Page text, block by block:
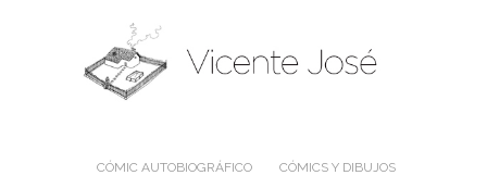
CÓMIC AUTOBIOGRÁFICO CÓMICS Y DIBUJOS